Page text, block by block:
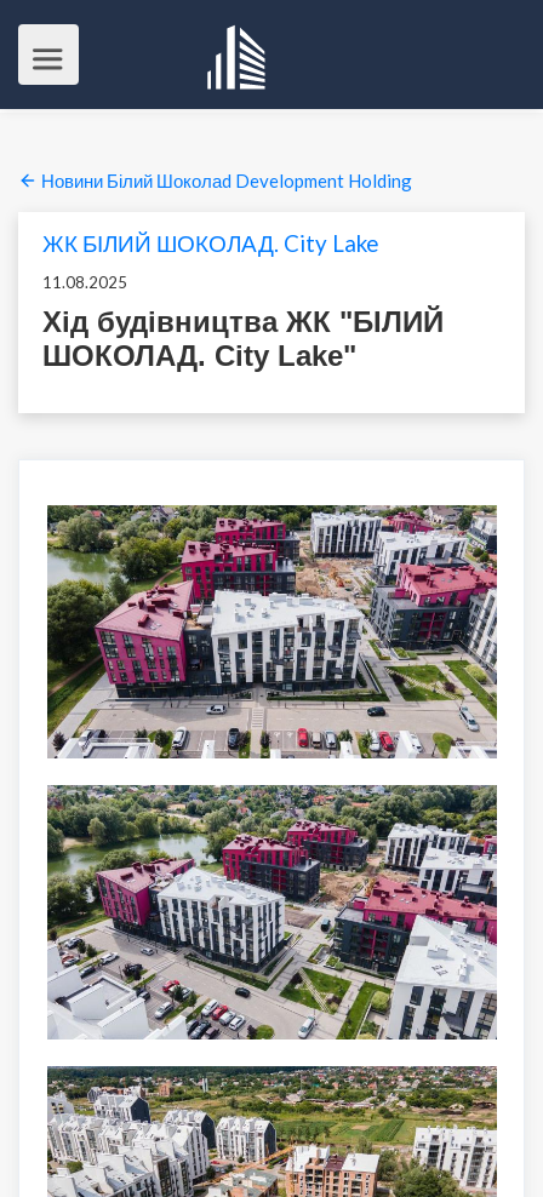
Новини Білий Шоколаd Development Holding
ЖК БІЛИЙ ШОКОЛАД. City Lake
11.08.2025
Хід будівництва ЖК "БІЛИЙ
ШОКОЛАД. City Lake"